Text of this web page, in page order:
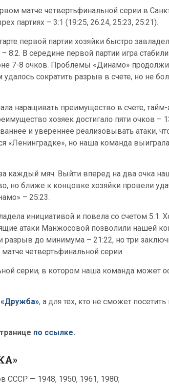
матче четвертьфинальной серии в
партиях – 3:1 (19:25, 26:24, 25:23, 25:21).
первой партии хозяйки быстро
– 8:2. В середине первой партии игра
7-8 очков. Проблемы «Динамо»
сократить разрыв в счете, но не
наращивать преимущество в счете,
хозяек достигало пяти очков –
и увереннее реализовывать атаки,
«Ленинградке», но наша команда
каждый мяч. Выйти вперед на два очка
но ближе к концовке хозяйки провели
– 25:23.
инициативой и повела со счетом 5:1.
атаки Манжосовой позволили нашей
разрыв до минимума – 21:22, но три
четвертьфинальной серии.
серии, в котором наша команда может
, а для тех, кто не сможет
по ссылке.
СССР — 1948, 1950, 1961, 1980;